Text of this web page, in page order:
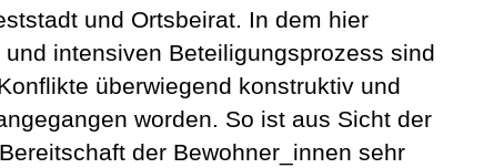
und Ortsbeirat. In dem hier
intensiven Beteiligungsprozess sind
überwiegend konstruktiv und
worden. So ist aus Sicht der
der Bewohner_innen sehr